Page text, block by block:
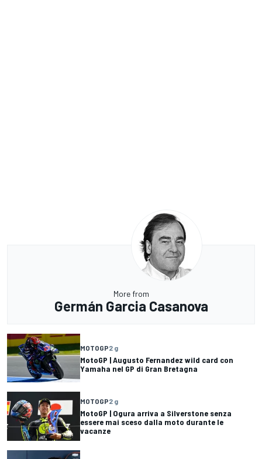
More from
Germán Garcia Casanova
MOTOGP2 g
MotoGP | Augusto Fernandez wild card con
Yamaha nel GP di Gran Bretagna
MOTOGP2 g
MotoGP | Ogura arriva a Silverstone senza
essere mai sceso dalla moto durante le
vacanze